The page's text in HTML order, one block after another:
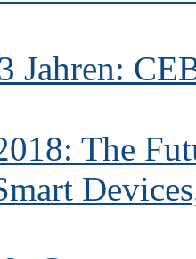
Jahren:
The